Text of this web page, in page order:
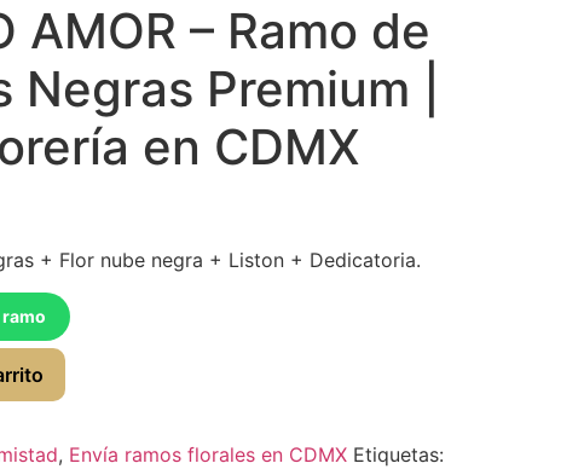
AMOR – Ramo de
Negras Premium |
en CDMX
+ Flor nube negra + Liston + Dedicatoria.
, Envía ramos florales en CDMX Etiquetas: